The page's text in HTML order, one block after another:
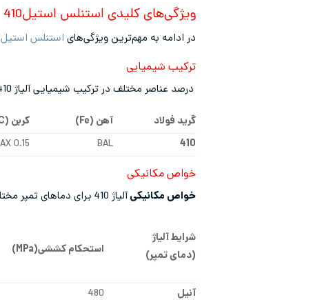
ویژگی‌های کلیدی استنلس استیل410
در ادامه به مهم‌ترین ویژگی‌های استنلس استیل 410
ترکیب شیمیایی
درصد عناصر مختلف در ترکیب شیمیایی آلیاژ 410 در جول زیر مشاهده می‌شود:
گرید فولاد آهن (Fe
) کربن (
410
BAL
0.15
خواص مکانیکی
خواص مکانیکیآلیاژ 410 برای دماهای تمپر مختلف در جدول زیر مشاهده می‌شود:
شرایط آلیاژ
(دمای تمپر) استحکام کششی(MPa
)
آنیل 480